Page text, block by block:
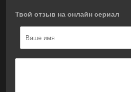
Твой отзыв на онлайн сериал